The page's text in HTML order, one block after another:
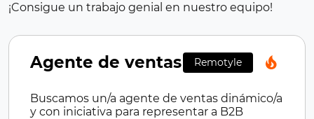
¡Consigue un trabajo genial en nuestro equipo!
Agente de ventas Remotyle
Buscamos un/a agente de ventas dinámico/a
y con iniciativa para representar a B2B